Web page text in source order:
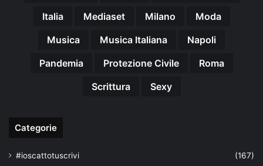
Italia
Mediaset Milano
Moda
Musica
Musica Italiana
Napoli
Pandemia
Protezione Civile
Roma
Scrittura
Sexy
Categorie
#ioscattotuscrivi
(167)